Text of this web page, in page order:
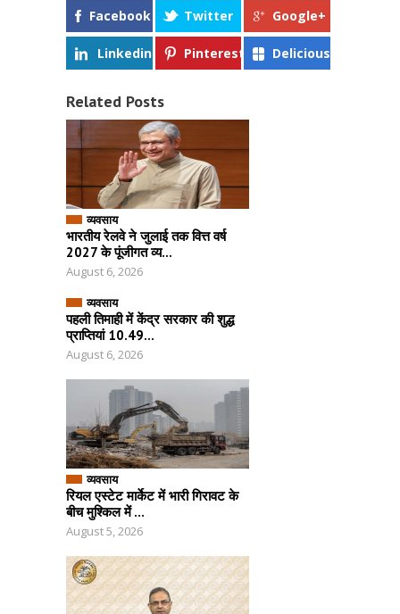
Facebook Twitter Google+
Linkedin Pinterest Delicious
Related Posts
व्यवसाय
भारतीय रेलवे ने जुलाई तक वित्त वर्ष
2027 के पूंजीगत व्य...
August 6, 2026
व्यवसाय
पहली तिमाही में केंद्र सरकार की शुद्ध
प्राप्तियां 10.49...
August 6, 2026
व्यवसाय
रियल एस्टेट मार्केट में भारी गिरावट के
बीच मुश्किल में ...
August 5, 2026